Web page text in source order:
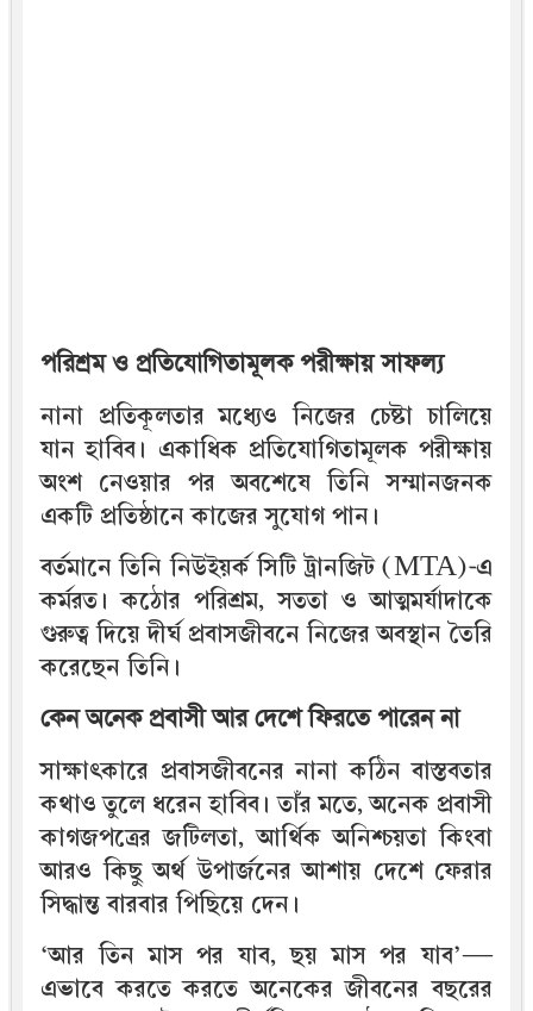
পরিশ্রম ও প্রতিযোগিতামূলক পরীক্ষায় সাফল্য
নানা প্রতিকূলতার মধ্যেও নিজের চেষ্টা চালিয়ে
যান হাবিব। একাধিক প্রতিযোগিতামূলক পরীক্ষায়
অংশ নেওয়ার পর অবশেষে তিনি সম্মানজনক
একটি প্রতিষ্ঠানে কাজের সুযোগ পান।
বর্তমানে তিনি নিউইয়র্ক সিটি ট্রানজিট (MTA)-এ
কর্মরত। কঠোর পরিশ্রম, সততা ও আত্মমর্যাদাকে
গুরুত্ব দিয়ে দীর্ঘ প্রবাসজীবনে নিজের অবস্থান তৈরি
করেছেন তিনি।
কেন অনেক প্রবাসী আর দেশে ফিরতে পারেন না
সাক্ষাৎকারে প্রবাসজীবনের নানা কঠিন বাস্তবতার
কথাও তুলে ধরেন হাবিব। তাঁর মতে, অনেক প্রবাসী
কাগজপত্রের জটিলতা, আর্থিক অনিশ্চয়তা কিংবা
আরও কিছু অর্থ উপার্জনের আশায় দেশে ফেরার
সিদ্ধান্ত বারবার পিছিয়ে দেন।
‘আর তিন মাস পর যাব, ছয় মাস পর যাব’—
এভাবে করতে করতে অনেকের জীবনের বছরের